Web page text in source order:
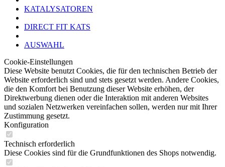
KATALYSATOREN
DIRECT FIT KATS
AUSWAHL
Cookie-Einstellungen
Diese Website benutzt Cookies, die für den technischen Betrieb der
Website erforderlich sind und stets gesetzt werden. Andere Cookies,
die den Komfort bei Benutzung dieser Website erhöhen, der
Direktwerbung dienen oder die Interaktion mit anderen Websites
und sozialen Netzwerken vereinfachen sollen, werden nur mit Ihrer
Zustimmung gesetzt.
Konfiguration
Technisch erforderlich
Diese Cookies sind für die Grundfunktionen des Shops notwendig.